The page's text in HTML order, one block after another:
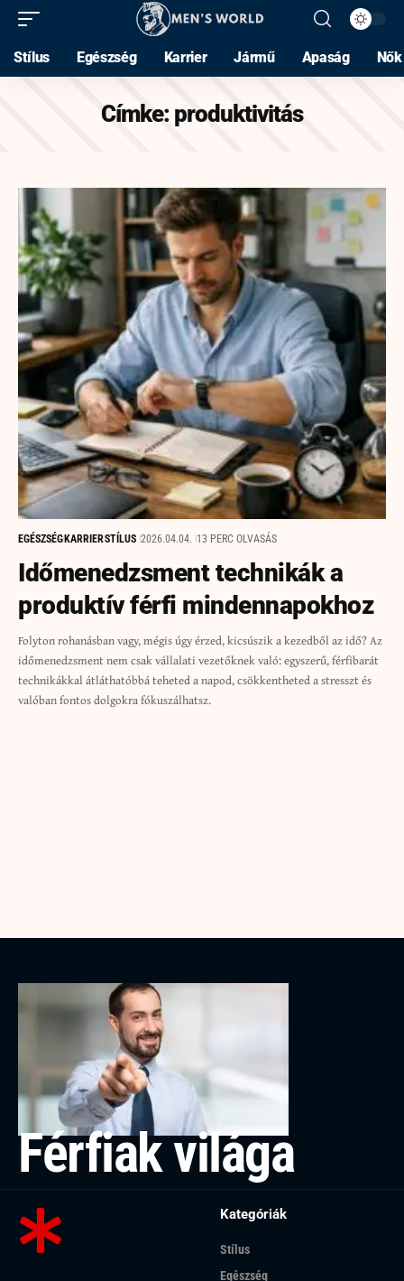
Stílus Egészség Karrier Jármű Apaság Nők
Címke: produktivitás
EGÉSZSÉGKARRIERSTÍLUS 2026.04.04. 13 PERC OLVASÁS
Időmenedzsment technikák a
produktív férfi mindennapokhoz
Folyton rohanásban vagy, mégis úgy érzed, kicsúszik a kezedből az idő? Az
időmenedzsment nem csak vállalati vezetőknek való: egyszerű, férfibarát
technikákkal átláthatóbbá teheted a napod, csökkentheted a stresszt és
valóban fontos dolgokra fókuszálhatsz.
Férfiak világa
Kategóriák
Stílus
Egészség